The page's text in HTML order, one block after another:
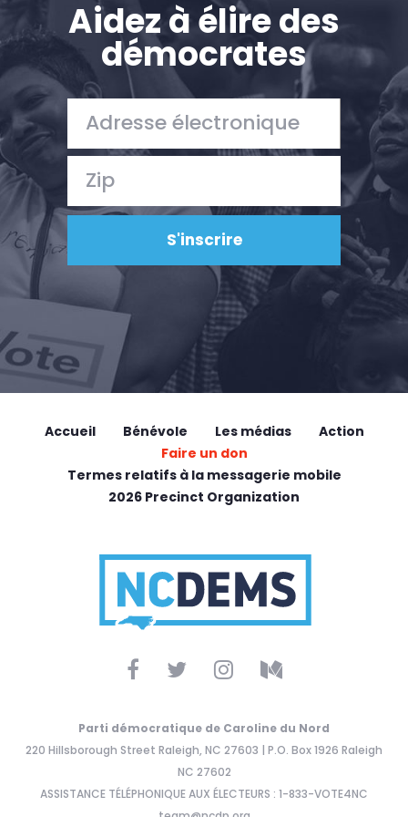
Aidez à élire des
démocrates
Accueil Bénévole Les médias
Action
Faire un don
Termes relatifs à la messagerie mobile
2026 Precinct Organization
Parti démocratique de Caroline du Nord
220 Hillsborough Street Raleigh, NC 27603 | P.O. Box 1926 Raleigh
NC 27602
ASSISTANCE TÉLÉPHONIQUE AUX ÉLECTEURS : 1-833-VOTE4NC